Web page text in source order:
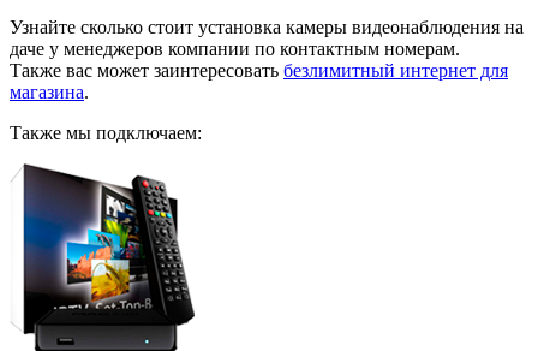
Узнайте сколько стоит установка камеры видеонаблюдения на
даче у менеджеров компании по контактным номерам.
Также вас может заинтересовать безлимитный интернет для
магазина.
Также мы подключаем: